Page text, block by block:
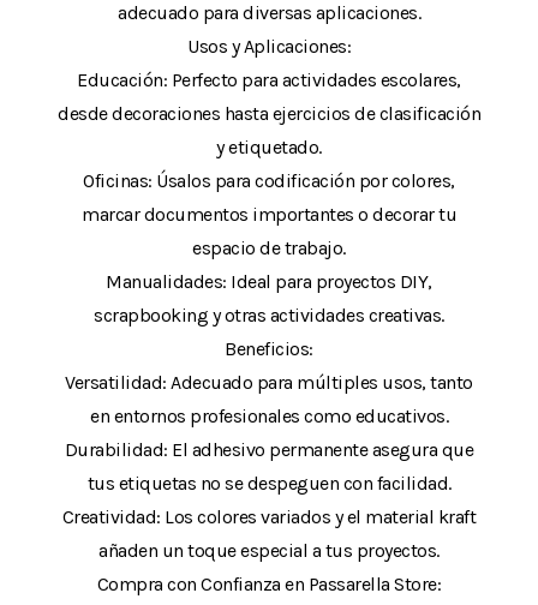
adecuado para diversas aplicaciones.
Usos y Aplicaciones:
Educación: Perfecto para actividades escolares,
desde decoraciones hasta ejercicios de clasificación
y etiquetado.
Oficinas: Úsalos para codificación por colores,
marcar documentos importantes o decorar tu
espacio de trabajo.
Manualidades: Ideal para proyectos DIY,
scrapbooking y otras actividades creativas.
Beneficios:
Versatilidad: Adecuado para múltiples usos, tanto
en entornos profesionales como educativos.
Durabilidad: El adhesivo permanente asegura que
tus etiquetas no se despeguen con facilidad.
Creatividad: Los colores variados y el material kraft
añaden un toque especial a tus proyectos.
Compra con Confianza en Passarella Store: